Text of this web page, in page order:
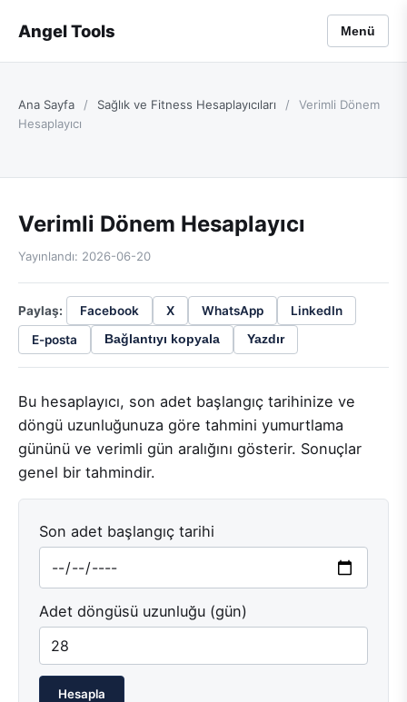
Angel Tools Menü
Ana Sayfa / Sağlık ve Fitness Hesaplayıcıları /
Verimli Dönem
Hesaplayıcı
Verimli Dönem Hesaplayıcı
Yayınlandı: 2026-06-20
Paylaş: Facebook X WhatsApp
LinkedIn
E-posta
Bağlantıyı kopyala Yazdır
Bu hesaplayıcı, son adet başlangıç tarihinize ve
döngü uzunluğunuza göre tahmini yumurtlama
gününü ve verimli gün aralığını gösterir. Sonuçlar
genel bir tahmindir.
Son adet başlangıç tarihi
Adet döngüsü uzunluğu (gün)
Hesapla